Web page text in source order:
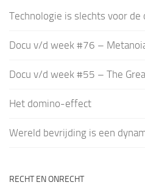
Technologie is slechts voor de
Docu v/d week #76 –
Docu v/d week #55 – The
Het domino-effect
Wereld bevrijding is een
RECHT EN ONRECHT